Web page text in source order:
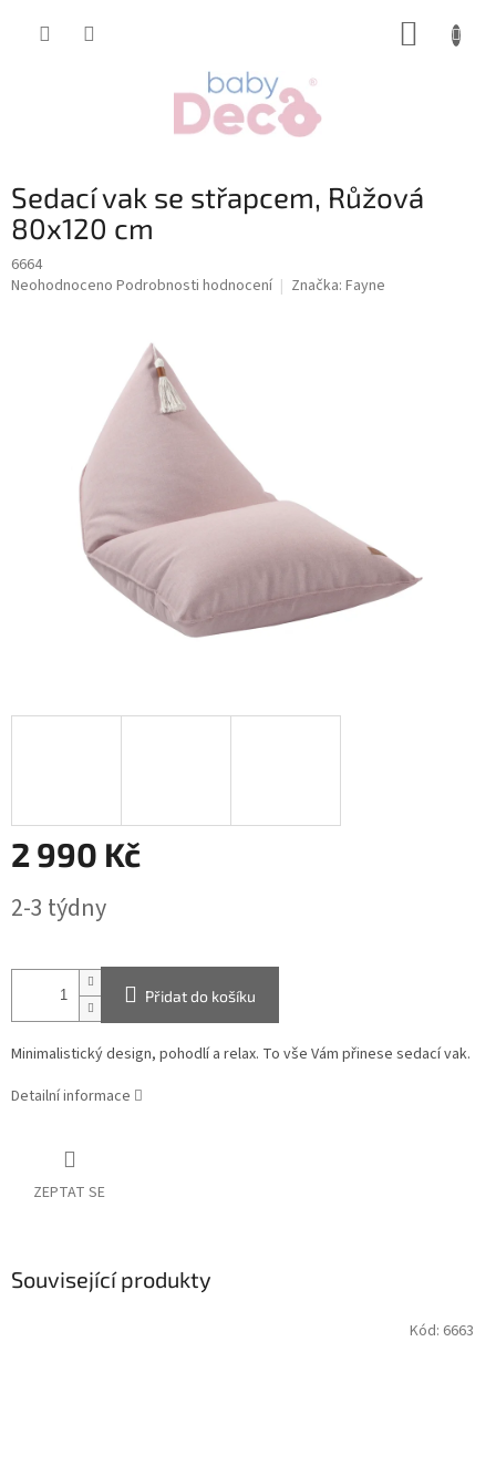
Sedací vak se střapcem, Růžová
80x120 cm
6664
Průměrné
Neohodnoceno Podrobnosti hodnocení Značka: Fayne
2 990 Kč
cena:
2-3 týdny
Přidat do košíku
Minimalistický design, pohodlí a relax. To vše Vám přinese sedací vak.
Detailní informace
ZEPTAT SE
Související produkty
Kód: 6663